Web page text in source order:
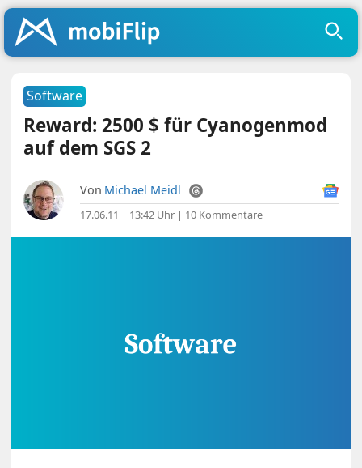
Software
Reward: 2500 $ für Cyanogenmod
auf dem SGS 2
Von Michael Meidl
17.06.11 | 13:42 Uhr | 10 Kommentare